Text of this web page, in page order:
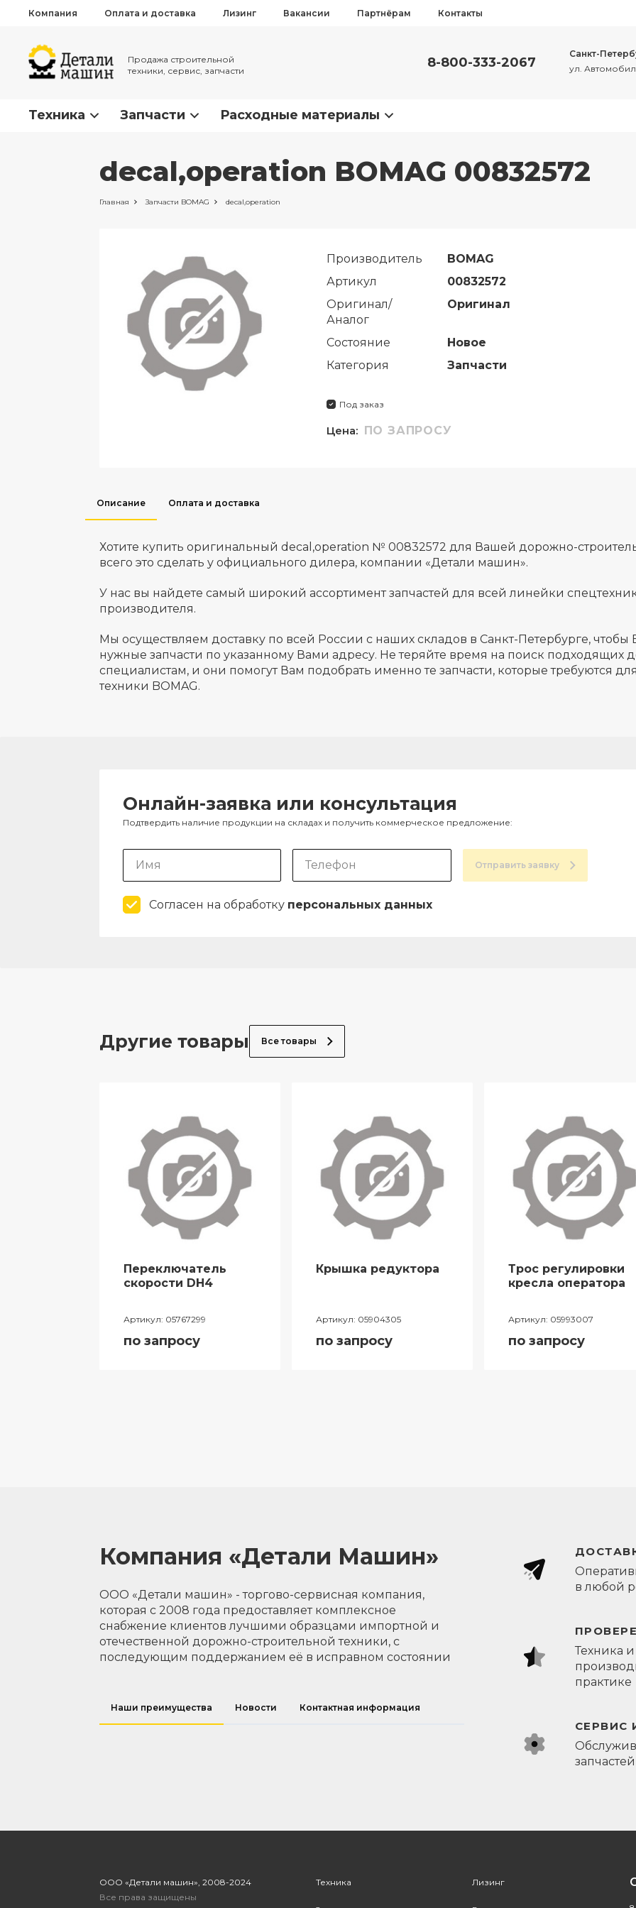
Компания Оплата и доставка Лизинг Вакансии Партнёрам Контакты
Продажа строительной
техники, сервис, запчасти
8-800-333-2067
Санкт-
ул.
Техника Запчасти Расходные материалы
decal,operation BOMAG 00832572
Главная Запчасти BOMAG decal,operation
Производитель
BOMAG
Артикул
00832572
Оригинал/
Аналог
Оригинал
Состояние
Новое
Категория
Запчасти
Под заказ
Цена: ПО ЗАПРОСУ
Описание Оплата и доставка
Хотите купить оригинальный decal,operation № 00832572 для Вашей дорожно-
всего это сделать у официального дилера, компании «Детали машин».
У нас вы найдете самый широкий ассортимент запчастей для всей линейки
производителя.
Мы осуществляем доставку по всей России с наших складов в Санкт-Петербурге, чтобы
нужные запчасти по указанному Вами адресу. Не теряйте время на поиск подходящих
специалистам, и они помогут Вам подобрать именно те запчасти, которые требуются
техники BOMAG.
Онлайн-заявка или консультация
Подтвердить наличие продукции на складах и получить коммерческое предложение:
Отправить заявку
Согласен на обработку персональных данных
Другие товары Все товары
Переключатель
скорости DH4
Артикул: 05767299
по запросу
Крышка редуктора
Артикул: 05904305
по запросу
Трос регулировки
кресла оператора
Артикул: 05993007
по запросу
Компания «Детали Машин»
ООО «Детали машин» - торгово-сервисная компания,
которая с 2008 года предоставляет комплексное
снабжение клиентов лучшими образцами импортной и
отечественной дорожно-строительной техники, с
последующим поддержанием её в исправном состоянии
Наши преимущества Новости Контактная информация
в любой
Техника
практике
СЕРВИС
ООО «Детали машин», 2008-2024
Все права защищены
Техника Лизинг